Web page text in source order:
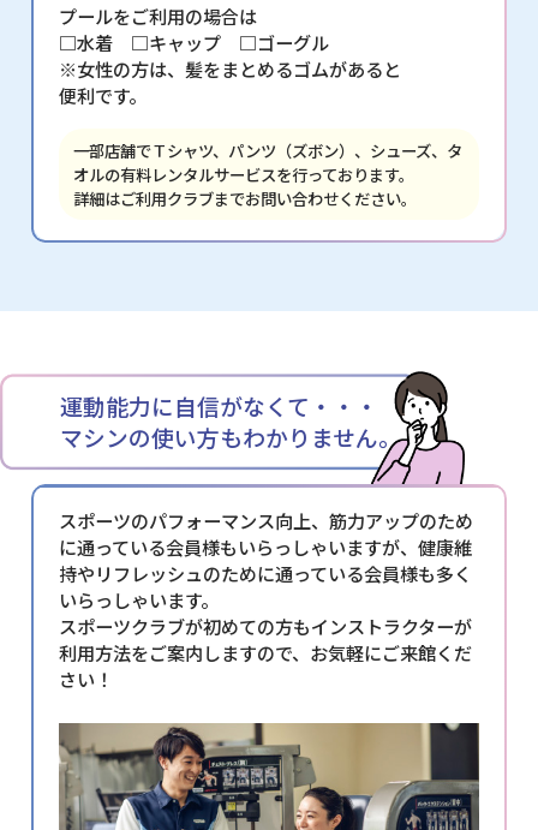
プールをご利用の場合は
□水着 □キャップ □ゴーグル
※女性の方は、髪をまとめるゴムがあると
便利です。
一部店舗でＴシャツ、パンツ（ズボン）、シューズ、タ
オルの有料レンタルサービスを行っております。
詳細はご利用クラブまでお問い合わせください。
運動能力に自信がなくて・・・
マシンの使い方もわかりません。
スポーツのパフォーマンス向上、筋力アップのため
に通っている会員様もいらっしゃいますが、健康維
持やリフレッシュのために通っている会員様も多く
いらっしゃいます。
スポーツクラブが初めての方もインストラクターが
利用方法をご案内しますので、お気軽にご来館くだ
さい！